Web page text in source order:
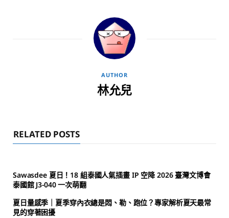
AUTHOR
林允兒
RELATED POSTS
Sawasdee 夏日！18 組泰國人氣插畫 IP 空降 2026 臺灣文博會
泰國館 J3-040 一次萌翻
夏日量感季｜夏季穿內衣總是悶、勒、跑位？專家解析夏天最常
見的穿著困擾